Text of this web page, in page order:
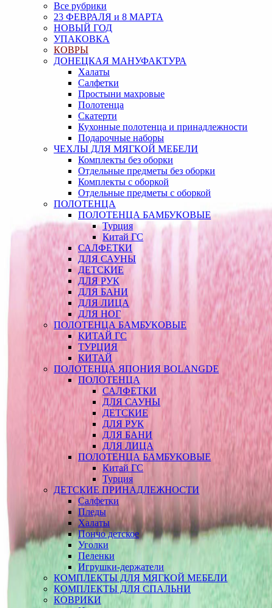
Все рубрики
23 ФЕВРАЛЯ и 8 МАРТА
НОВЫЙ ГОД
УПАКОВКА
КОВРЫ
ДОНЕЦКАЯ МАНУФАКТУРА
Халаты
Салфетки
Простыни махровые
Полотенца
Скатерти
Кухонные полотенца и принадлежности
Подарочные наборы
ЧЕХЛЫ ДЛЯ МЯГКОЙ МЕБЕЛИ
Комплекты без оборки
Отдельные предметы без оборки
Комплекты с оборкой
Отдельные предметы с оборкой
ПОЛОТЕНЦА
ПОЛОТЕНЦА БАМБУКОВЫЕ
Турция
Китай ГС
САЛФЕТКИ
ДЛЯ САУНЫ
ДЕТСКИЕ
ДЛЯ РУК
ДЛЯ БАНИ
ДЛЯ ЛИЦА
ДЛЯ НОГ
ПОЛОТЕНЦА БАМБУКОВЫЕ
КИТАЙ ГС
ТУРЦИЯ
КИТАЙ
ПОЛОТЕНЦА ЯПОНИЯ BOLANGDE
ПОЛОТЕНЦА
САЛФЕТКИ
ДЛЯ САУНЫ
ДЕТСКИЕ
ДЛЯ РУК
ДЛЯ БАНИ
ДЛЯ ЛИЦА
ПОЛОТЕНЦА БАМБУКОВЫЕ
Китай ГС
Турция
ДЕТСКИЕ ПРИНАДЛЕЖНОСТИ
Салфетки
Пледы
Халаты
Пончо детское
Уголки
Пеленки
Игрушки-держатели
КОМПЛЕКТЫ ДЛЯ МЯГКОЙ МЕБЕЛИ
КОМПЛЕКТЫ ДЛЯ СПАЛЬНИ
КОВРИКИ